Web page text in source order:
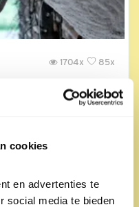
cookies
en advertenties te
social media te bieden
85x
1704x